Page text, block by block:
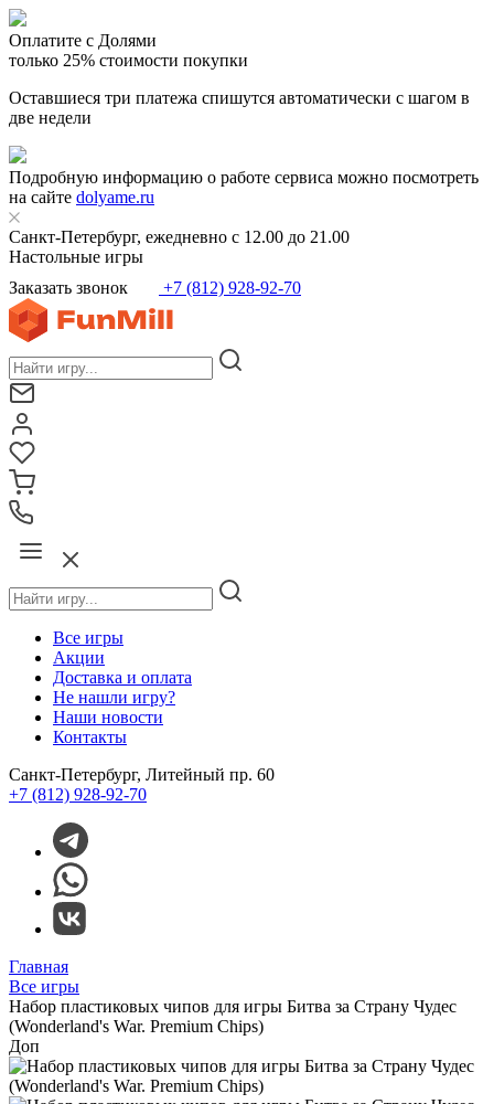
Оплатите с Долями
только 25% стоимости покупки
Оставшиеся три платежа спишутся автоматически с шагом в
две недели
Подробную информацию о работе сервиса можно посмотреть
на сайте dolyame.ru
Санкт-Петербург, ежедневно с 12.00 до 21.00
Настольные игры
Заказать звонок
+7 (812) 928-92-70
Все игры
Акции
Доставка и оплата
Не нашли игру?
Наши новости
Контакты
Санкт-Петербург, Литейный пр. 60
+7 (812) 928-92-70
Главная
Все игры
Набор пластиковых чипов для игры Битва за Страну Чудес
(Wonderland's War. Premium Chips)
Доп